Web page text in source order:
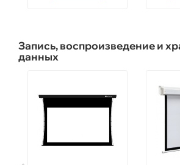
Запись, воспроизведение и
данных